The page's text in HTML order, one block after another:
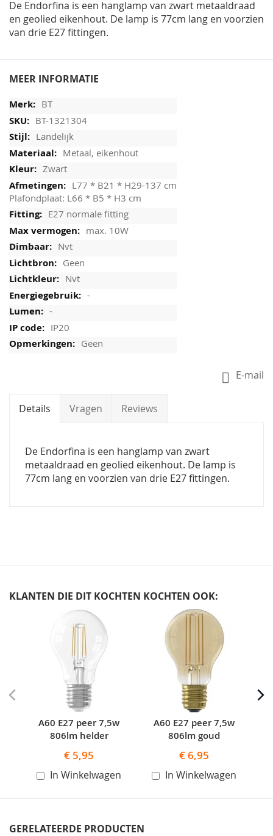
De Endorfina is een hanglamp van zwart metaaldraad
en geolied eikenhout. De lamp is 77cm lang en voorzien
van drie E27 fittingen.
MEER INFORMATIE
BT
BT-1321304
Landelijk
Metaal, eikenhout
Zwart
L77 * B21 * H29-137 cm
Plafondplaat: L66 * B5 * H3 cm
E27 normale fitting
max. 10W
Nvt
Geen
Nvt
-
-
IP20
Geen
E-mail
Details Vragen Reviews
De Endorfina is een hanglamp van zwart
metaaldraad en geolied eikenhout. De lamp is
77cm lang en voorzien van drie E27 fittingen.
KLANTEN DIE DIT KOCHTEN KOCHTEN OOK:
A60 E27 peer 7,5w
806lm helder
€ 5,95
In Winkelwagen
A60 E27 peer 7,5w
806lm goud
€ 6,95
In Winkelwagen
GERELATEERDE PRODUCTEN